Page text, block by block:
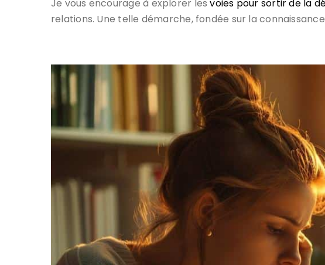
Je vous encourage à explorer lesvoies pour sortir de la
relations. Une telle démarche, fondée sur la